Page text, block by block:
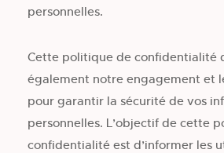
personnelles.
Cette politique de confidentialité
également notre engagement et
pour garantir la sécurité de vos
personnelles. L’objectif de cette
confidentialité est d’informer les